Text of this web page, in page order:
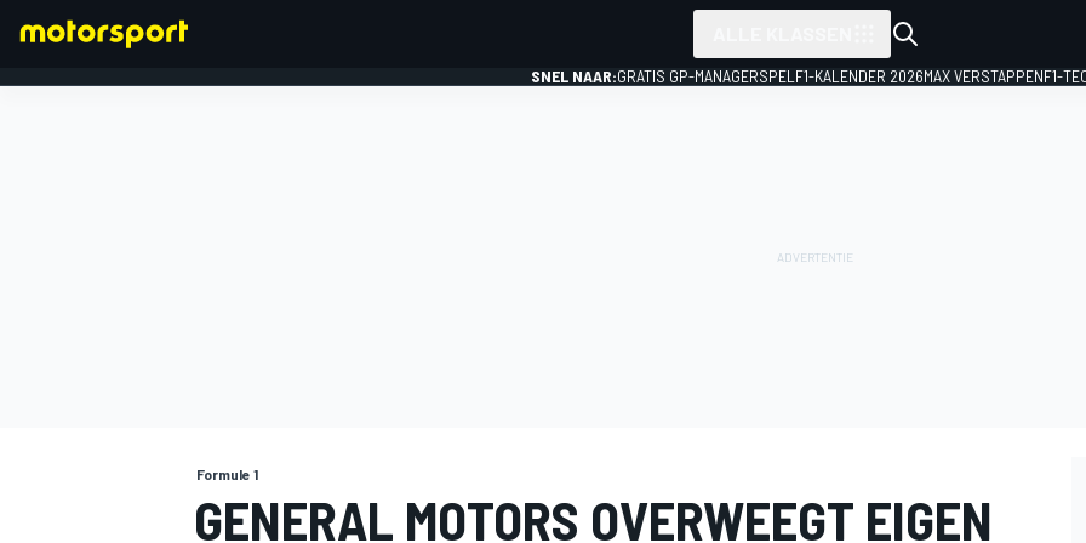
SNEL NAAR:GRATIS GP-MANAGERSPEL F1-KALENDER 2026MAX VERSTAPPENF1-
Formule 1
GENERAL MOTORS OVERWEEGT EIGEN